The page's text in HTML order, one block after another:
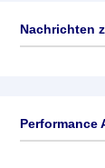
Nachrichten
Performance